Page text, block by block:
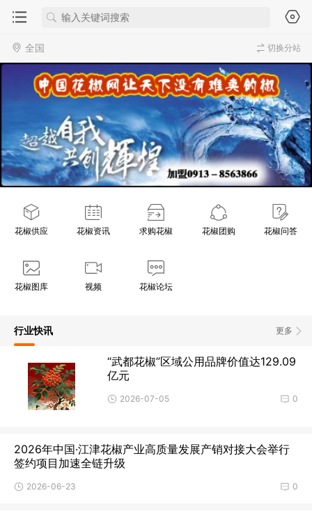
切换分站
全国
花椒供应 花椒资讯 求购花椒 花椒团购 花椒问答
花椒图库 视频 花椒论坛
更多
行业快讯
“武都花椒”区域公用品牌价值达129.09
亿元
0
2026-07-05
2026年中国·江津花椒产业高质量发展产销对接大会举行
签约项目加速全链升级
0
2026-06-23